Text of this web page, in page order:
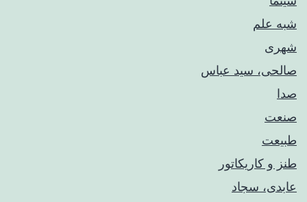
شبه علم
شهری
صالحی، سید عباس
صدا
صنعت
طبیعت
طنز و کاریکاتور
عابدی، سجاد